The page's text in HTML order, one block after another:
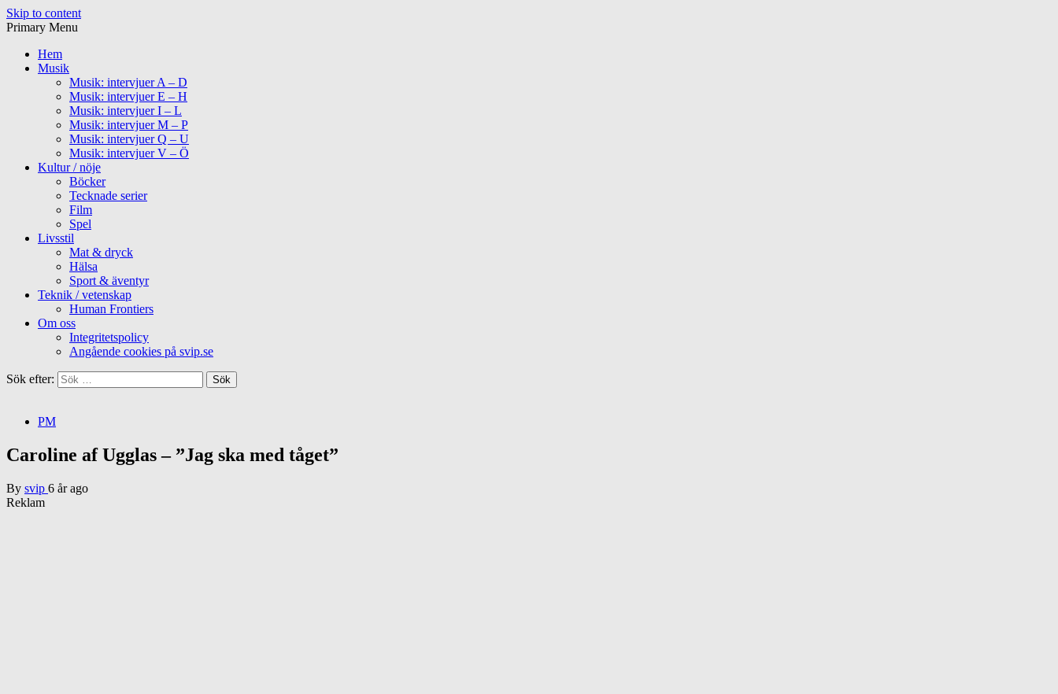
Skip to content
Primary Menu
Hem
Musik
Musik: intervjuer A – D
Musik: intervjuer E – H
Musik: intervjuer I – L
Musik: intervjuer M – P
Musik: intervjuer Q – U
Musik: intervjuer V – Ö
Kultur / nöje
Böcker
Tecknade serier
Film
Spel
Livsstil
Mat & dryck
Hälsa
Sport & äventyr
Teknik / vetenskap
Human Frontiers
Om oss
Integritetspolicy
Angående cookies på svip.se
Sök efter:
PM
Caroline af Ugglas – ”Jag ska med tåget”
By svip 6 år ago
Reklam